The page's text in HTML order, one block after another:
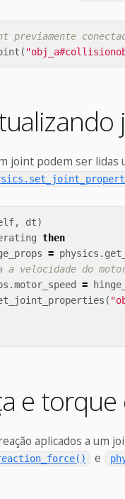
previamente
(
joint podem ser lidas
, dt)
then
= physics .
a velocidade do
.motor_speed =
(
e
aplicados a um
e